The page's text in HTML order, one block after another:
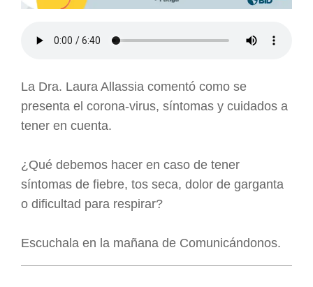
La Dra. Laura Allassia comentó como se
presenta el corona-virus, síntomas y cuidados a
tener en cuenta.
¿Qué debemos hacer en caso de tener
síntomas de fiebre, tos seca, dolor de garganta
o dificultad para respirar?
Escuchala en la mañana de Comunicándonos.